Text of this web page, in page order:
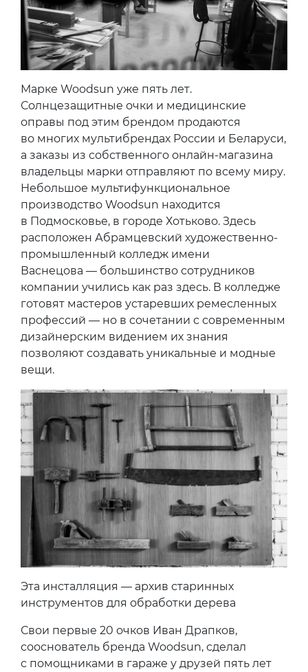
Марке Woodsun уже пять лет.
Солнцезащитные очки и медицинские
оправы под этим брендом продаются
во многих мультибрендах России и Беларуси,
а заказы из собственного онлайн-магазина
владельцы марки отправляют по всему миру.
Небольшое мультифункциональное
производство Woodsun находится
в Подмосковье, в городе Хотьково. Здесь
расположен Абрамцевский художественно-
промышленный колледж имени
Васнецова — большинство сотрудников
компании учились как раз здесь. В колледже
готовят мастеров устаревших ремесленных
профессий — но в сочетании с современным
дизайнерским видением их знания
позволяют создавать уникальные и модные
вещи.
Эта инсталляция — архив старинных
инструментов для обработки дерева
Свои первые 20 очков Иван Драпков,
сооснователь бренда Woodsun, сделал
с помощниками в гараже у друзей пять лет